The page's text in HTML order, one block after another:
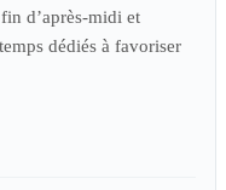
d’après-midi et
dédiés à favoriser